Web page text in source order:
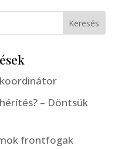
Keresés
– Döntsük
frontfogak